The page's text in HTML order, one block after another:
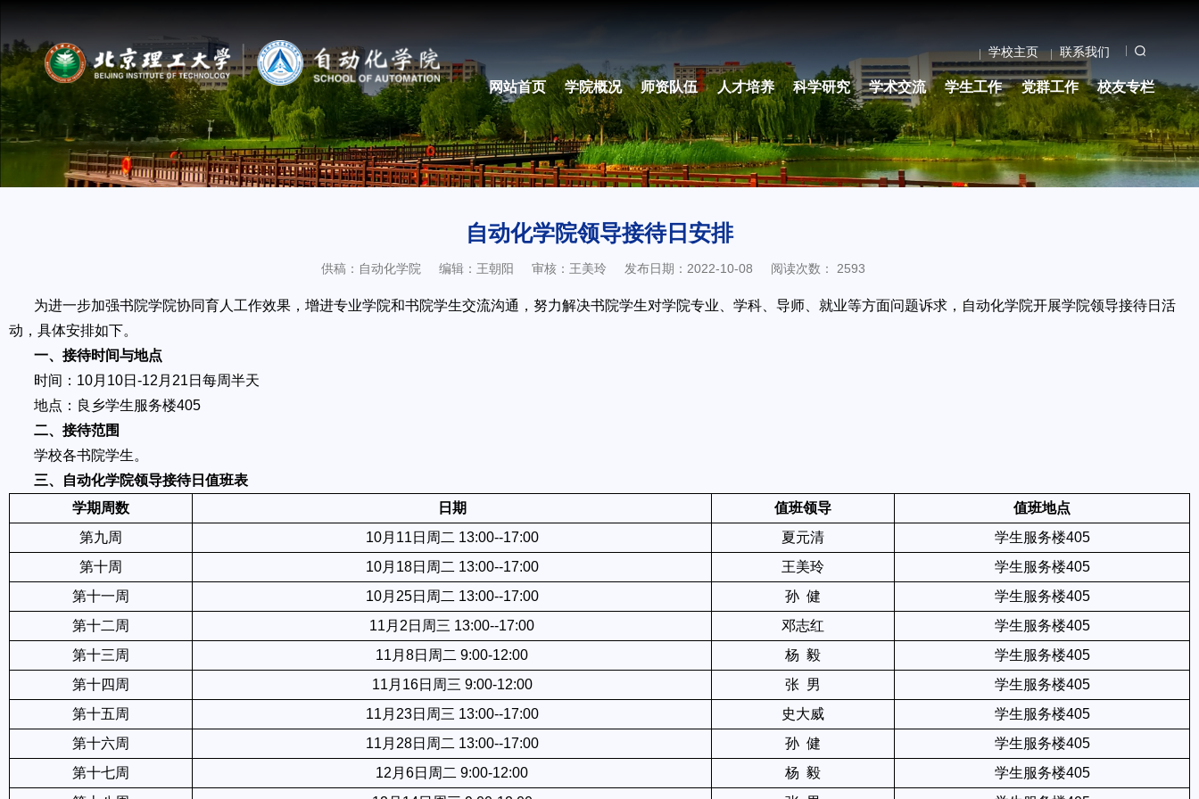
学校主页 联系我们
网站首页 学院概况 师资队伍 人才培养 科学研究 学术交流 学生工作 党群工作 校友专栏
自动化学院领导接待日安排
供稿：自动化学院 编辑：王朝阳 审核：王美玲 发布日期：2022-10-08 阅读次数： 2593
为进一步加强书院学院协同育人工作效果，增进专业学院和书院学生交流沟通，努力解决书院学生对学院专业、学科、导师、就业等方面问题诉求，自动化学院开展学院领导接待日活
动，具体安排如下。
一、接待时间与地点
时间：10月10日-12月21日每周半天
地点：良乡学生服务楼405
二、接待范围
学校各书院学生。
三、自动化学院领导接待日值班表
学期周数
日期 值班领导
值班地点
第九周
10月11日周二 13:00--17:00 夏元清
学生服务楼405
第十周
10月18日周二 13:00--17:00 王美玲
学生服务楼405
第十一周
10月25日周二 13:00--17:00 孙 健
学生服务楼405
第十二周
11月2日周三 13:00--17:00 邓志红
学生服务楼405
第十三周
11月8日周二 9:00-12:00 杨 毅
学生服务楼405
第十四周
11月16日周三 9:00-12:00 张 男
学生服务楼405
第十五周
11月23日周三 13:00--17:00 史大威
学生服务楼405
第十六周
11月28日周二 13:00--17:00 孙 健
学生服务楼405
第十七周
12月6日周二 9:00-12:00 杨 毅
学生服务楼405